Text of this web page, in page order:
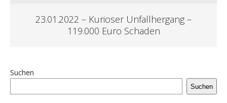
23.01.2022 – Kurioser Unfallhergang –
119.000 Euro Schaden
Suchen
Suchen